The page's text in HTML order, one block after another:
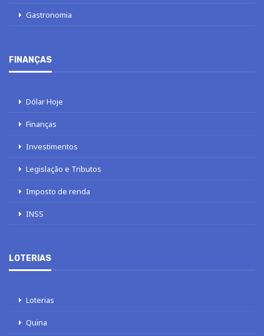
Gastronomia
FINANÇAS
Dólar Hoje
Finanças
Investimentos
Legislação e Tributos
Imposto de renda
INSS
LOTERIAS
Loterias
Quina